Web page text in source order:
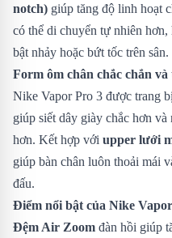
notch) giúp tăng độ linh hoạt
có thể di chuyển tự nhiên
bật nhảy hoặc bứt tốc trên sân.
Form ôm chân chắc chắn và
Nike Vapor Pro 3 được trang bị
giúp siết dây giày chắc hơn
hơn. Kết hợp với upper lưới
giúp bàn chân luôn thoải mái
đấu.
Điểm nổi bật của Nike
Đệm Air Zoom đàn hồi giúp